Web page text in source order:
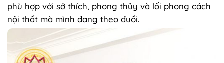
phù hợp với sở thích, phong thủy và lối phong cách
nội thất mà mình đang theo đuổi.